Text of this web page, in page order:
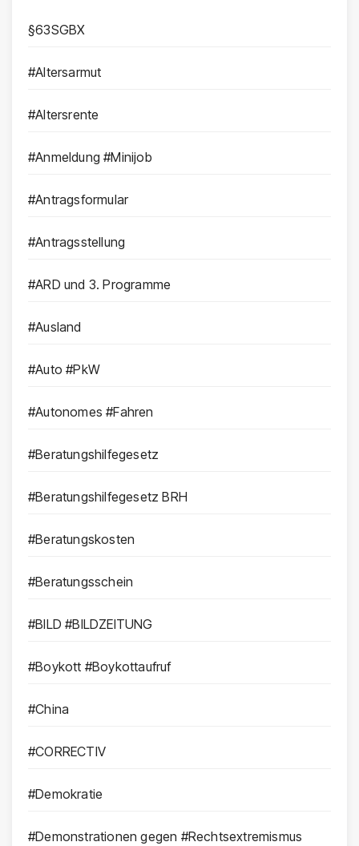
§63SGBX
#Altersarmut
#Altersrente
#Anmeldung #Minijob
#Antragsformular
#Antragsstellung
#ARD und 3. Programme
#Ausland
#Auto #PkW
#Autonomes #Fahren
#Beratungshilfegesetz
#Beratungshilfegesetz BRH
#Beratungskosten
#Beratungsschein
#BILD #BILDZEITUNG
#Boykott #Boykottaufruf
#China
#CORRECTIV
#Demokratie
#Demonstrationen gegen #Rechtsextremismus